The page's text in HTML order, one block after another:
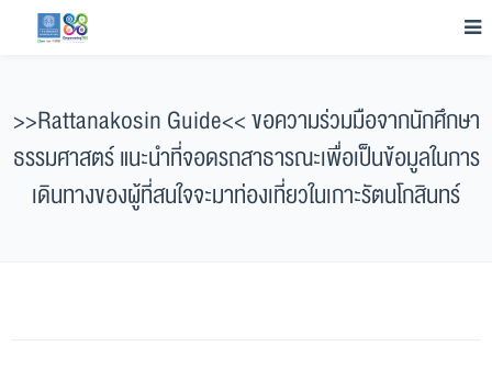
>>Rattanakosin Guide<< ขอความร่วมมือจากนักศึกษา
ธรรมศาสตร์ แนะนำที่จอดรถสาธารณะเพื่อเป็นข้อมูลในการ
เดินทางของผู้ที่สนใจจะมาท่องเที่ยวในเกาะรัตนโกสินทร์